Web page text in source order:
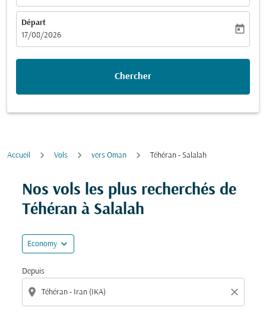
Départ
fc-booking-departure-date-aria-label
17/08/2026
today
Chercher
Accueil Vols vers Oman Téhéran - Salalah
Nos vols les plus recherchés de
Téhéran à Salalah
Economy expand_more
Depuis
location_on close
Essayez de mettre à jour votre itinéraire (origine et/